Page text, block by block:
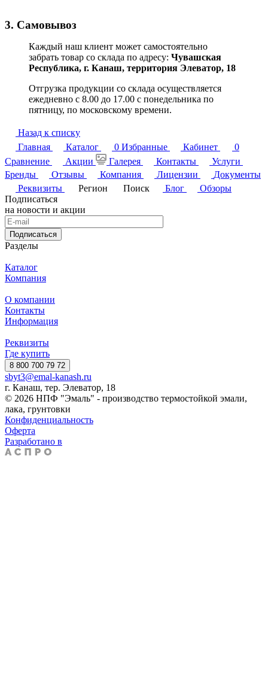
3. Самовывоз
Каждый наш клиент может самостоятельно
забрать товар со склада по адресу: Чувашская
Республика, г. Канаш, территория Элеватор, 18
Отгрузка продукции со склада осуществляется
ежедневно с 8.00 до 17.00 с понедельника по
пятницу, по московскому времени.
Назад к списку
Главная
Каталог 0 Избранные Кабинет
0
Сравнение
Акции Галерея Контакты
Услуги
Бренды
Отзывы Компания Лицензии
Документы
Реквизиты
Регион Поиск Блог
Обзоры
Подписаться
на новости и акции
Подписаться
Разделы
Каталог
Компания
О компании
Контакты
Информация
Реквизиты
Где купить
8 800 700 79 72
sbyt3@emal-kanash.ru
г. Канаш, тер. Элеватор, 18
© 2026 НПФ "Эмаль" - производство термостойкой эмали,
лака, грунтовки
Конфиденциальность
Оферта
Разработано в